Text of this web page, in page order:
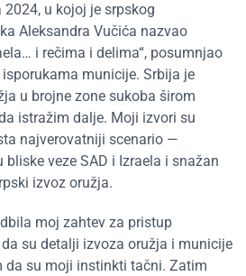
u kojoj je srpskog
Aleksandra Vučića nazvao
i rečima i delima“, posumnjao
municije. Srbija je
u brojne zone sukoba širom
istražim dalje. Moji izvori su
najverovatniji scenario —
veze SAD i Izraela i snažan
izvoz oružja.
moj zahtev za pristup
su detalji izvoza oružja i municije
da su moji instinkti tačni. Zatim